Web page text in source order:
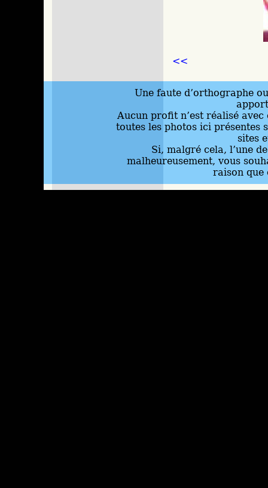
<<
Une faute d’orthographe
Aucun profit n’est réalisé
toutes les photos ici présentes
sites
Si, malgré cela, l’une
malheureusement, vous
raison que